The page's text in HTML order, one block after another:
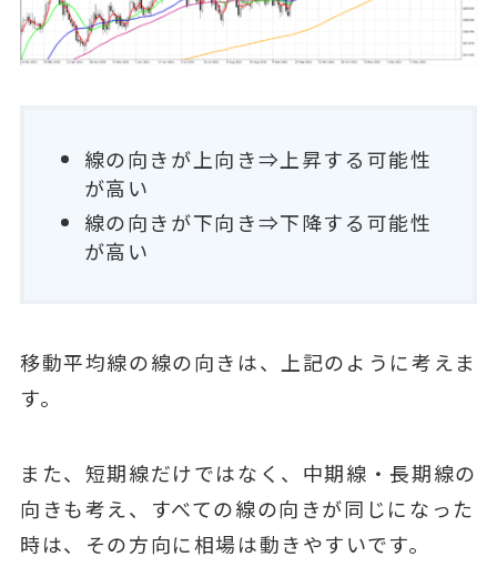
線の向きが上向き⇒上昇する可能性
が高い
線の向きが下向き⇒下降する可能性
が高い
移動平均線の線の向きは、上記のように考えま
す。
また、短期線だけではなく、中期線・長期線の
向きも考え、すべての線の向きが同じになった
時は、その方向に相場は動きやすいです。